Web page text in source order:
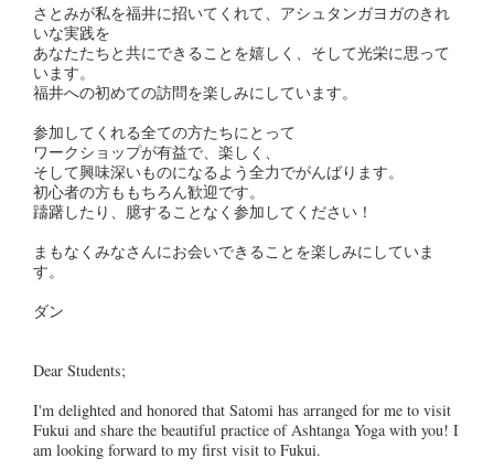
さとみが私を福井に招いてくれて、アシュタンガヨガのきれ
いな実践を
あなたたちと共にできることを嬉しく、そして光栄に思って
います。
福井への初めての訪問を楽しみにしています。
参加してくれる全ての方たちにとって
ワークショップが有益で、楽しく、
そして興味深いものになるよう全力でがんばります。
初心者の方ももちろん歓迎です。
躊躇したり、臆することなく参加してください！
まもなくみなさんにお会いできることを楽しみにしていま
す。
ダン
Dear Students;
I'm delighted and honored that Satomi has arranged for me to visit
Fukui and share the beautiful practice of Ashtanga Yoga with you! I
am looking forward to my first visit to Fukui.